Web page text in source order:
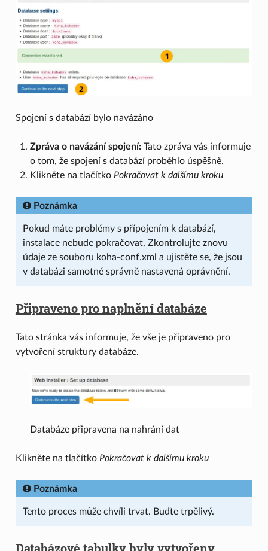
Spojení s databází bylo navázáno
Zpráva o navázání spojení:Tato zpráva vás informuje
o tom, že spojení s databází proběhlo úspěšně.
Klikněte na tlačítko Pokračovat k dalšímu kroku
Poznámka
Pokud máte problémy s přípojením k databází,
instalace nebude pokračovat. Zkontrolujte znovu
údaje ze souboru koha-conf.xml a ujistěte se, že jsou
v databázi samotné správně nastavená oprávnění.
Připraveno pro naplnění databáze
Tato stránka vás informuje, že vše je připraveno pro
vytvoření struktury databáze.
Databáze připravena na nahrání dat
Klikněte na tlačítko Pokračovat k dalšímu kroku
Poznámka
Tento proces může chvíli trvat. Buďte trpělivý.
Databázové tabulky byly vytvořeny